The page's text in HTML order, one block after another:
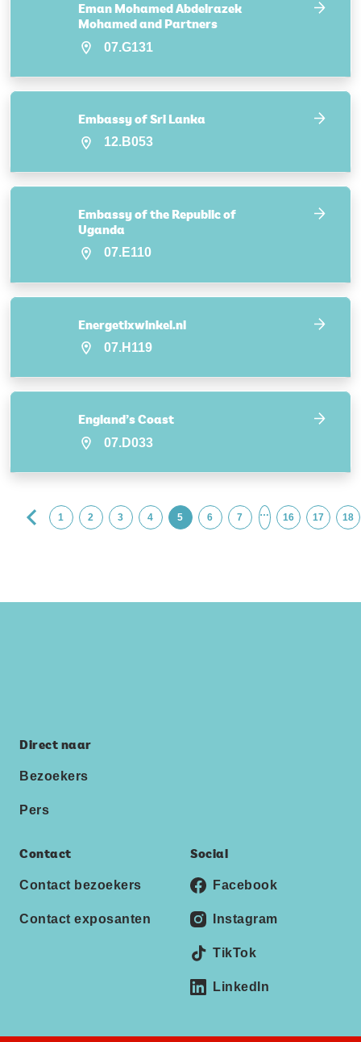
Eman Mohamed Abdelrazek
Mohamed and Partners
07.G131
Embassy of Sri Lanka
12.B053
Embassy of the Republic of
Uganda
07.E110
Energetixwinkel.nl
07.H119
England’s Coast
07.D033
1 2 3 4 5 6 7 … 16 17 18
Direct naar
Bezoekers
Pers
Contact
Contact bezoekers
Contact exposanten
Social
Facebook
Instagram
TikTok
LinkedIn